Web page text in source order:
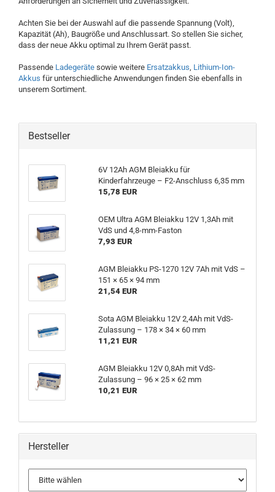
Achten Sie bei der Auswahl auf die passende Spannung (Volt),
Kapazität (Ah), Baugröße und Anschlussart. So stellen Sie sicher,
dass der neue Akku optimal zu Ihrem Gerät passt.
Passende Ladegeräte sowie weitere Ersatzakkus, Lithium-Ion-
Akkus für unterschiedliche Anwendungen finden Sie ebenfalls in
unserem Sortiment.
Bestseller
6V 12Ah AGM Bleiakku für
Kinderfahrzeuge – F2-Anschluss 6,35 mm
15,78 EUR
OEM Ultra AGM Bleiakku 12V 1,3Ah mit
VdS und 4,8-mm-Faston
7,93 EUR
AGM Bleiakku PS-1270 12V 7Ah mit VdS –
151 × 65 × 94 mm
21,54 EUR
Sota AGM Bleiakku 12V 2,4Ah mit VdS-
Zulassung – 178 × 34 × 60 mm
11,21 EUR
AGM Bleiakku 12V 0,8Ah mit VdS-
Zulassung – 96 × 25 × 62 mm
10,21 EUR
Hersteller